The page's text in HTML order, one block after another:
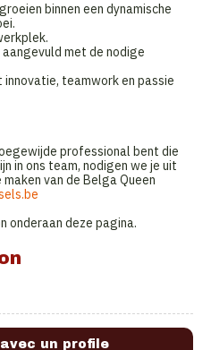
binnen een dynamische
met de nodige
innovatie, teamwork en passie
professional bent die
in ons team, nodigen we je uit
van de Belga Queen
onderaan deze pagina.